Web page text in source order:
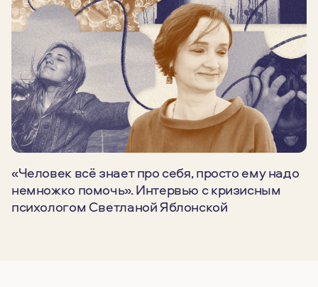
«Человек всё знает про себя, просто ему надо
немножко помочь». Интервью с кризисным
психологом Светланой Яблонской